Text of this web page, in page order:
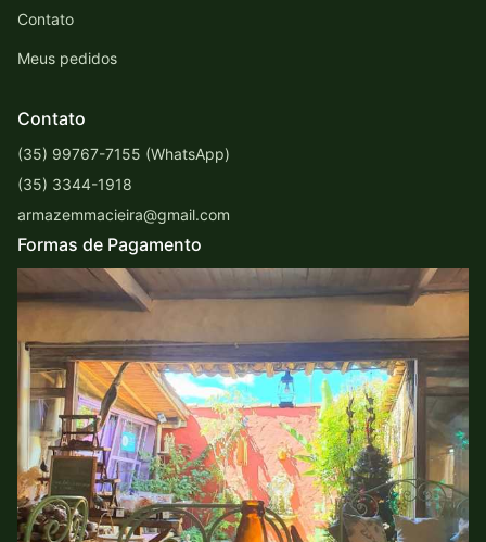
Contato
Meus pedidos
Contato
(35) 99767-7155 (WhatsApp)
(35) 3344-1918
armazemmacieira@gmail.com
Formas de Pagamento